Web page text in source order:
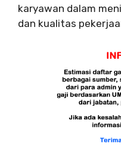
karyawan dalam
dan kualitas